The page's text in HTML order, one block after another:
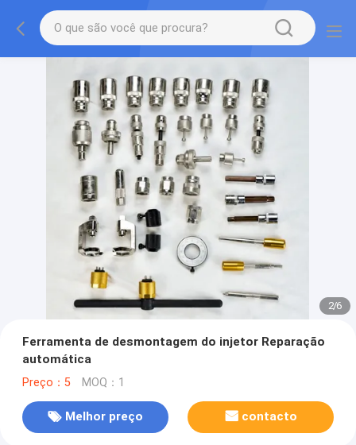
2/6
Ferramenta de desmontagem do injetor Reparação
automática
Preço：5 MOQ：1
Melhor preço contacto